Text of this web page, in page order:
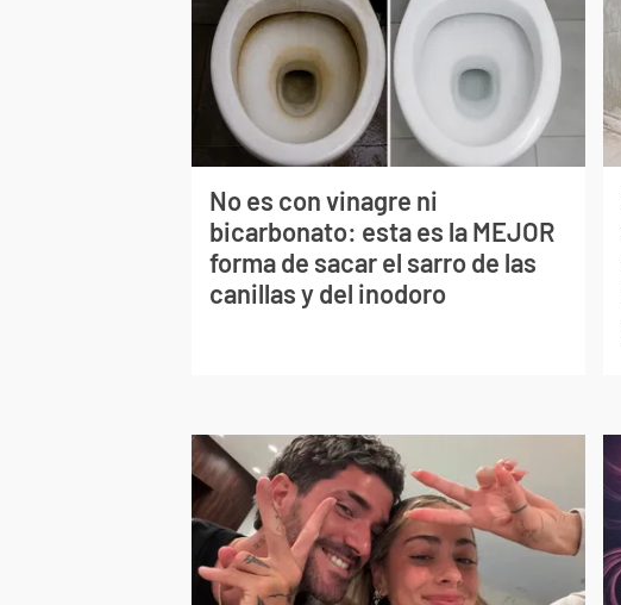
No es con vinagre ni
bicarbonato: esta es la MEJOR
forma de sacar el sarro de las
canillas y del inodoro